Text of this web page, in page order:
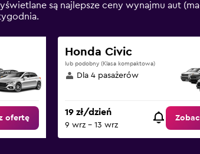
są najlepsze ceny wynajmu aut
ofertę
Honda Civic
lub podobny (Klasa kompaktowa)
Dla 4 pasażerów
19 zł/dzień
9 wrz - 13 wrz